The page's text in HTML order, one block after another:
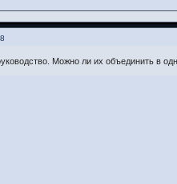
Можно ли их объединить в